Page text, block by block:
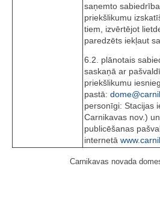
saņemto
priekšlikumu
tiem, izvērtējot
paredzēts iekļaut
6.2. plānotais
saskaņā ar
priekšlikumu
pastā:
personīgi: Stacijas
Carnikavas nov.)
publicēšanas
internetā
Carnikavas novada